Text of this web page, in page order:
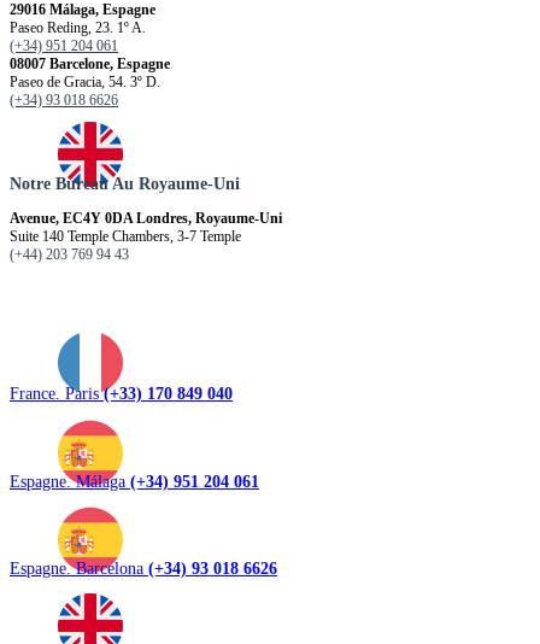
29016 Málaga, Espagne
Paseo Reding, 23. 1º A.
(+34) 951 204 061
08007 Barcelone, Espagne
Paseo de Gracia, 54. 3º D.
(+34) 93 018 6626
Notre Bureau Au Royaume-Uni
Avenue, EC4Y 0DA Londres, Royaume-Uni
Suite 140 Temple Chambers, 3-7 Temple
(+44) 203 769 94 43
France. Paris(+33) 170 849 040
Espagne. Málaga (+34) 951 204 061
Espagne. Barcelona (+34) 93 018 6626